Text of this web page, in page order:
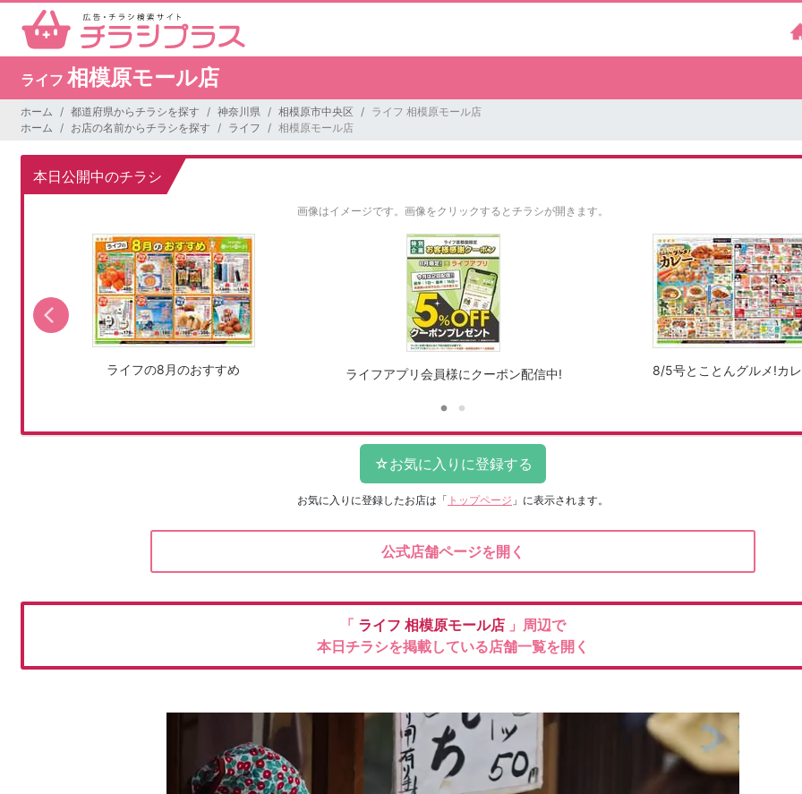
ライフ 相模原モール店
ホーム 都道府県からチラシを探す 神奈川県 相模原市中央区
ライフ 相模原モール店
ホーム
お店の名前からチラシを探す ライフ 相模原モール店
本日公開中のチラシ
画像はイメージです。 画像をクリックするとチラシが開きます。
ライフの8月のおすすめ ライフアプリ会員様にクーポン配信中! 8/5号とことんグルメ!カ
お気に入りに登録したお店は 「 トップページ 」に表示されます。
公式店舗ページを開く
「 ライフ 相模原モール店 」周辺で
本日チラシを掲載している店舗一覧を開く